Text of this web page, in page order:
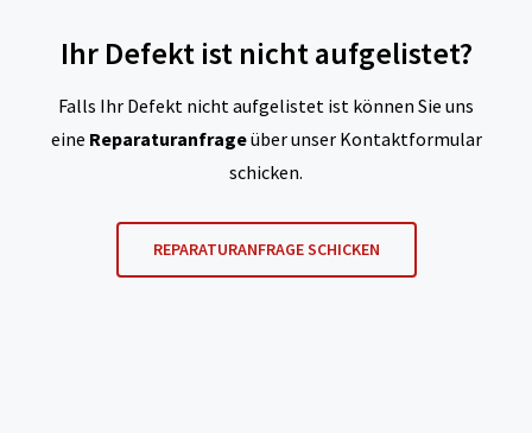
Ihr Defekt ist nicht aufgelistet?
Falls Ihr Defekt nicht aufgelistet ist können Sie uns
eine Reparaturanfrageüber unser Kontaktformular
schicken.
REPARATURANFRAGE SCHICKEN